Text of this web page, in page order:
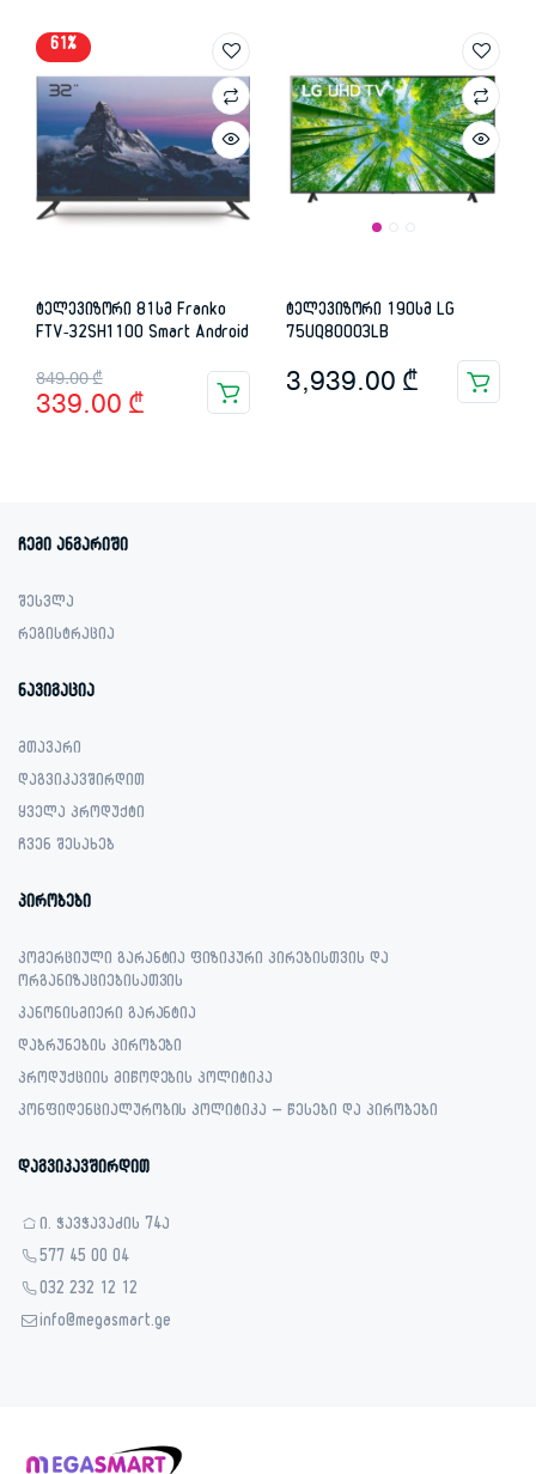
61%
ტელევიზორი 81სმ Franko
FTV-32SH1100 Smart Android
849.00₾
Original
price
339.00 ₾
Current
price
ტელევიზორი 190სმ LG
75UQ80003LB
3,939.00 ₾
ჩემი ანგარიში
შესვლა
რეგისტრაცია
ნავიგაცია
მთავარი
დაგვიკავშირდით
ყველა პროდუქტი
ჩვენ შესახებ
პირობები
კომერციული გარანტია ფიზიკური პირებისთვის და
ორგანიზაციებისათვის
კანონისმიერი გარანტია
დაბრუნების პირობები
პროდუქციის მიწოდების პოლიტიკა
კონფიდენციალურობის პოლიტიკა – წესები და პირობები
დაგვიკავშირდით
ი. ჭავჭავაძის 74ა
577 45 00 04
032 232 12 12
info@megasmart.ge